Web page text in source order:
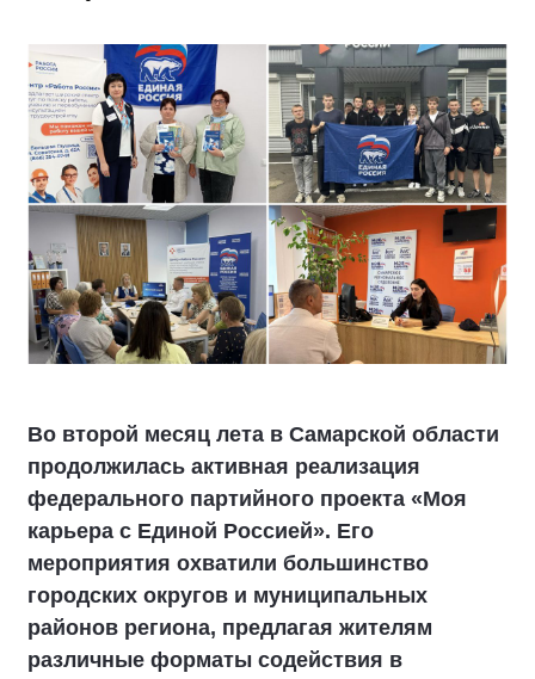
Во второй месяц лета в Самарской области
продолжилась активная реализация
федерального партийного проекта «Моя
карьера с Единой Россией». Его
мероприятия охватили большинство
городских округов и муниципальных
районов региона, предлагая жителям
различные форматы содействия в